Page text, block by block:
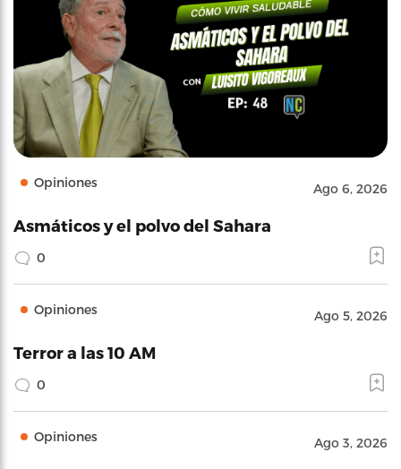
Opiniones Ago 6, 2026
Asmáticos y el polvo del Sahara
0
Opiniones Ago 5, 2026
Terror a las 10 AM
0
Opiniones Ago 3, 2026